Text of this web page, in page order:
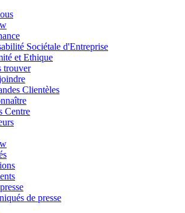
Sociétale d'Entreprise
et Ethique
trouver
Clientèles
Centre
de presse